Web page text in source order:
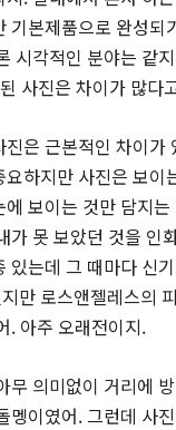
기본제품으로 완성되
시각적인 분야는 같
사진은 차이가 많다
은 근본적인 차이가
하지만 사진은 보이
보이는 것만 담지
가 못 보았던 것을 인
있는데 그 때마다 신
만 로스앤젤레스의
. 아주 오래전이지.
무 의미없이 거리에
멩이였어. 그런데 사